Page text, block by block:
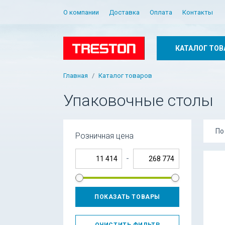
О компании Доставка Оплата Контакты
КАТАЛОГ
Главная Каталог товаров
Упаковочные столы
Розничная цена
-
ПОКАЗАТЬ ТОВАРЫ